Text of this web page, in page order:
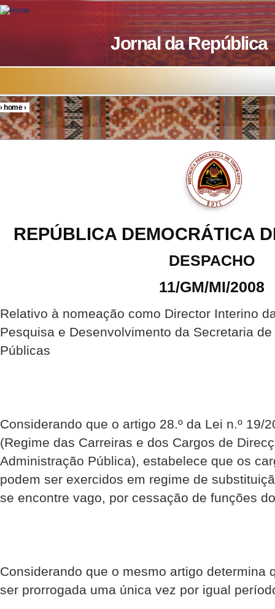
Skip to main content
Jornal da República
You are here
›home›
REPÚBLICA DEMOCRÁTICA
DESPACHO
11/GM/MI/2008
Relativo à nomeação como Director Interino
Pesquisa e Desenvolvimento da Secretaria
Públicas
Considerando que o artigo 28.º da Lei n.º 19/
(Regime das Carreiras e dos Cargos de
Administração Pública), estabelece que os
podem ser exercidos em regime de
se encontre vago, por cessação de funções
Considerando que o mesmo artigo determina
ser prorrogada uma única vez por igual